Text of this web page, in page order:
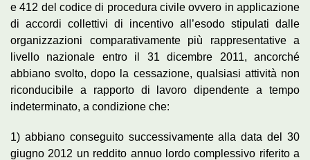
e 412 del codice di procedura civile ovvero in applicazione
di accordi collettivi di incentivo all’esodo stipulati dalle
organizzazioni comparativamente più rappresentative a
livello nazionale entro il 31 dicembre 2011, ancorché
abbiano svolto, dopo la cessazione, qualsiasi attività non
riconducibile a rapporto di lavoro dipendente a tempo
indeterminato, a condizione che:
1) abbiano conseguito successivamente alla data del 30
giugno 2012 un reddito annuo lordo complessivo riferito a